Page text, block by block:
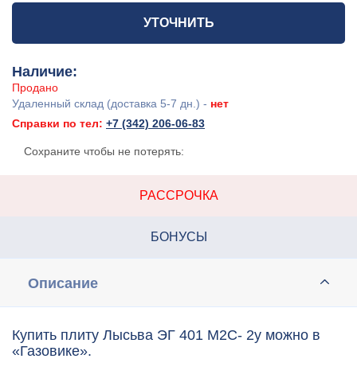
УТОЧНИТЬ
Наличие:
Продано
Удаленный склад (доставка 5-7 дн.) - нет
Справки по тел: +7 (342) 206-06-83
Сохраните чтобы не потерять:
РАССРОЧКА
БОНУСЫ
Описание
Купить плиту Лысьва ЭГ 401 М2С- 2у можно в
«Газовике».